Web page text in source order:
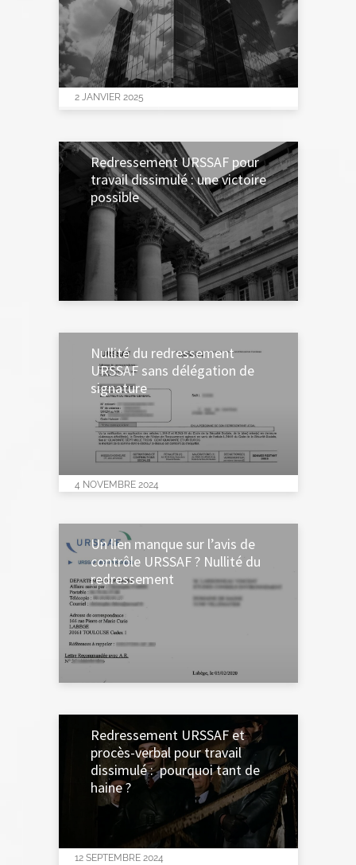
2 JANVIER 2025
Redressement URSSAF pour
travail dissimulé : une victoire
possible
4 NOVEMBRE 2024
Nullité du redressement
URSSAF sans délégation de
signature
29 OCTOBRE 2024
Un lien manque sur l’avis de
contrôle URSSAF ? Nullité du
redressement
12 SEPTEMBRE 2024
Redressement URSSAF et
procès-verbal pour travail
dissimulé : pourquoi tant de
haine ?